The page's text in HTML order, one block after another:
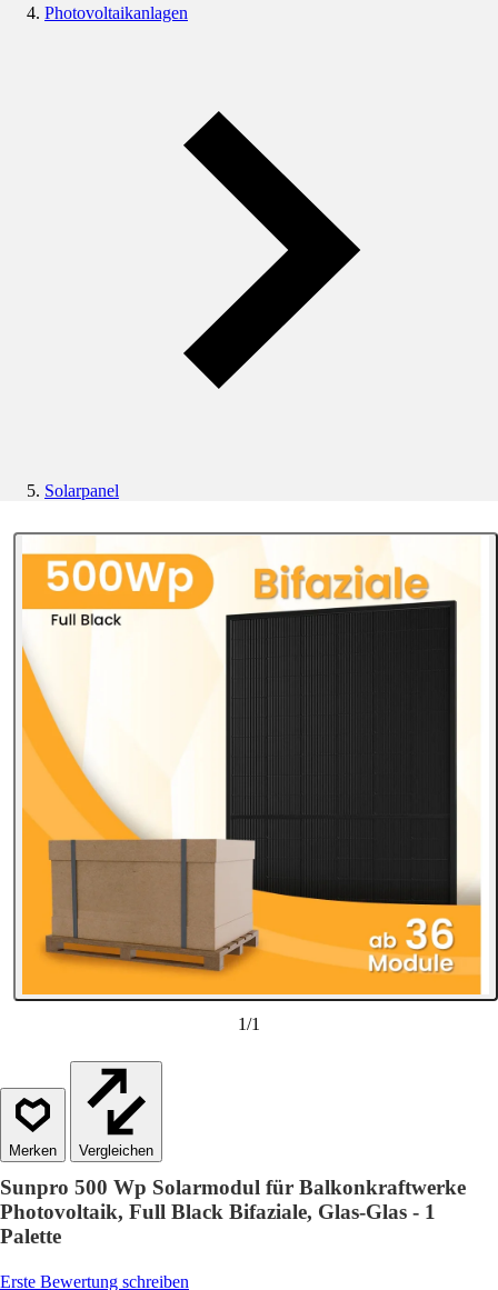
Photovoltaikanlagen
Solarpanel
1/1
Vergleichen
Sunpro 500 Wp Solarmodul für Balkonkraftwerke
Photovoltaik, Full Black Bifaziale, Glas-Glas - 1
Palette
Erste Bewertung schreiben